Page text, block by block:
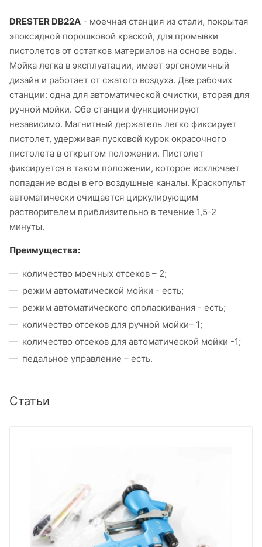
DRESTER DB22A - моечная станция из стали, покрытая
эпоксидной порошковой краской, для промывки
пистолетов от остатков материалов на основе воды.
Мойка легка в эксплуатации, имеет эргономичный
дизайн и работает от сжатого воздуха. Две рабочих
станции: одна для автоматической очистки, вторая для
ручной мойки. Обе станции функционируют
независимо. Магнитный держатель легко фиксирует
пистолет, удерживая пусковой курок окрасочного
пистолета в открытом положении. Пистолет
фиксируется в таком положении, которое исключает
попадание воды в его воздушные каналы. Краскопульт
автоматически очищается циркулирующим
растворителем приблизительно в течение 1,5-2
минуты.
Преимущества:
количество моечных отсеков – 2;
режим автоматической мойки - есть;
режим автоматического ополаскивания - есть;
количество отсеков для ручной мойки– 1;
количество отсеков для автоматической мойки -1;
педальное управление – есть.
Статьи